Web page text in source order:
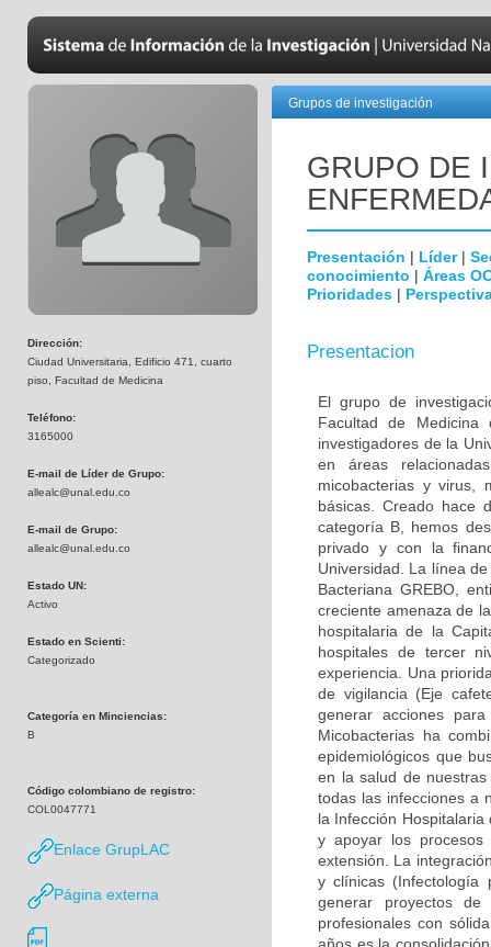
Dirección:
Ciudad Universitaria, Edificio 471, cuarto
piso, Facultad de Medicina
Teléfono:
3165000
E-mail de Líder de Grupo:
allealc@unal.edu.co
E-mail de Grupo:
allealc@unal.edu.co
Estado UN:
Activo
Estado en Scienti:
Categorizado
Categoría en Minciencias:
B
Código colombiano de registro:
COL0047771
Enlace GrupLAC
Página externa
Grupos de investigación
GRUPO DE
Presentación | Líder|
conocimiento | Áreas
Prioridades |
Presentacion
El grupo de
Facultad de
investigadores de la
en áreas
micobacterias y virus,
básicas. Creado hace
categoría B, hemos
privado y con la
Universidad. La línea
Bacteriana GREBO,
creciente amenaza de
hospitalaria de la
hospitales de tercer
experiencia. Una
de vigilancia (Eje
generar acciones
Micobacterias ha
epidemiológicos que
en la salud de
todas las infecciones a
la Infección
y apoyar los
extensión. La
y clínicas (Infectología
generar proyectos
profesionales con